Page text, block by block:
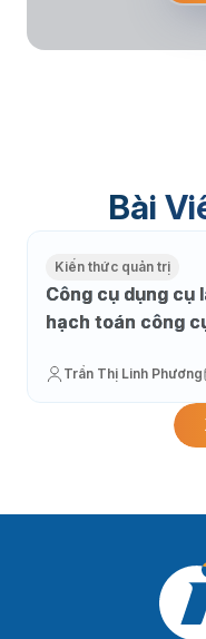
Bài
Kiến thức quản trị
Công cụ dụng cụ
hạch toán công
Trần Thị Linh Phương